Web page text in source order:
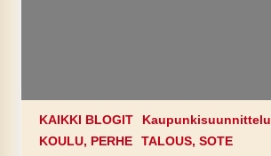
KAIKKI BLOGIT
Kaupunkisuunnittelu
KOULU, PERHE
TALOUS, SOTE